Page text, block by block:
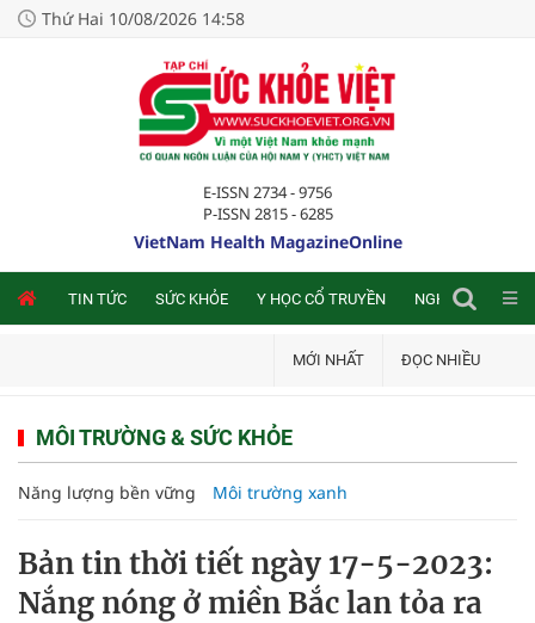
Thứ Hai 10/08/2026 14:58
E-ISSN 2734 - 9756
P-ISSN 2815 - 6285
VietNam Health MagazineOnline
TIN TỨC SỨC KHỎE Y HỌC CỔ TRUYỀN NGHIÊN CỨU
MỚI NHẤT ĐỌC NHIỀU
MÔI TRƯỜNG & SỨC KHỎE
Năng lượng bền vững Môi trường xanh
Bản tin thời tiết ngày 17-5-2023:
Nắng nóng ở miền Bắc lan tỏa ra